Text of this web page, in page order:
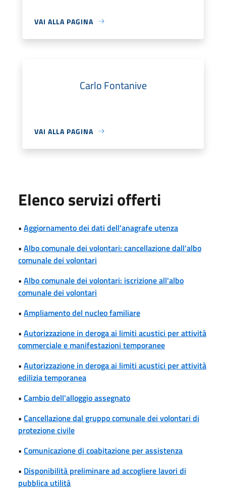
VAI ALLA PAGINA
Carlo Fontanive
VAI ALLA PAGINA
Elenco servizi offerti
• Aggiornamento dei dati dell'anagrafe utenza
• Albo comunale dei volontari: cancellazione dall'albo
comunale dei volontari
• Albo comunale dei volontari: iscrizione all'albo
comunale dei volontari
• Ampliamento del nucleo familiare
• Autorizzazione in deroga ai limiti acustici per attività
commerciale e manifestazioni temporanee
• Autorizzazione in deroga ai limiti acustici per attività
edilizia temporanea
• Cambio dell'alloggio assegnato
• Cancellazione dal gruppo comunale dei volontari di
protezione civile
• Comunicazione di coabitazione per assistenza
• Disponibilità preliminare ad accogliere lavori di
pubblica utilità